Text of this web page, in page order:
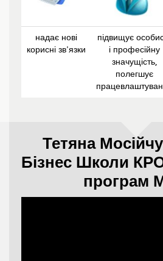
надає нові
корисні зв'язки
підвищує
і професійну
значущість,
полегшує
Тетяна
Бізнес Школи
програм